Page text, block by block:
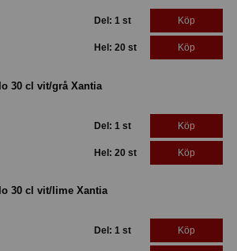
Del: 1 st Köp
Hel: 20 st Köp
30 cl vit/grå Xantia
Del: 1 st Köp
Hel: 20 st Köp
30 cl vit/lime Xantia
Del: 1 st Köp